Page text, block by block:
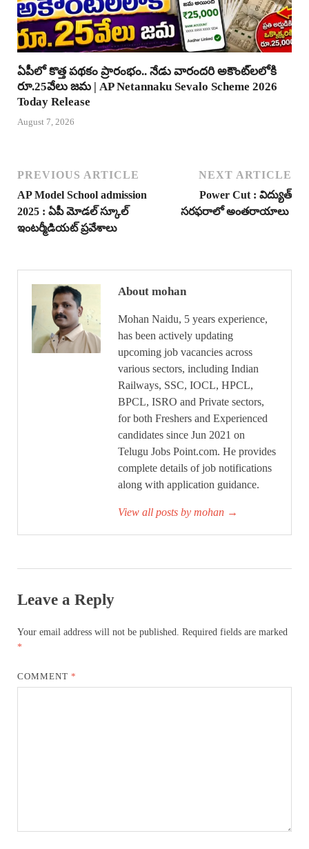
ఏపీలో కొత్త పథకం ప్రారంభం.. నేడు వారందరి అకౌంట్‌లలోకి
రూ.25వేలు జమ | AP Netannaku Sevalo Scheme 2026
Today Release
August 7, 2026
PREVIOUS ARTICLE
AP Model School admission
2025 : ఏపీ మోడల్ స్కూల్
ఇంటర్మీడియట్ ప్రవేశాలు
NEXT ARTICLE
Power Cut : విద్యుత్
సరఫరాలో అంతరాయాలు
About mohan
Mohan Naidu, 5 years experience,
has been actively updating
upcoming job vacancies across
various sectors, including Indian
Railways, SSC, IOCL, HPCL,
BPCL, ISRO and Private sectors,
for both Freshers and Experienced
candidates since Jun 2021 on
Telugu Jobs Point.com. He provides
complete details of job notifications
along with application guidance.
View all posts by mohan →
Leave a Reply
Your email address will not be published.
Required fields are marked
*
COMMENT*